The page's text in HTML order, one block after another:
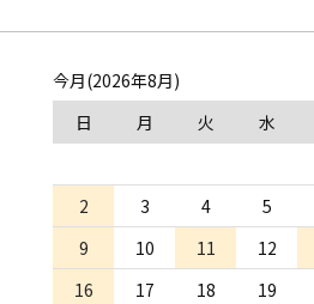
今月(2026年8月)
日
月 火 水
2
3 4 5
9
10 11 12
16
17 18 19